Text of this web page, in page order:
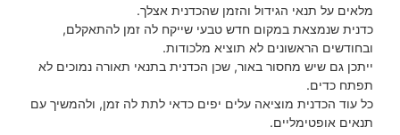
מלאים על תנאי הגידול והזמן שהכדנית אצלך.
כדנית שנמצאת במקום חדש טבעי שייקח לה זמן להתאקלם,
ובחודשים הראשונים לא תוציא מלכודות.
ייתכן גם שיש מחסור באור, שכן הכדנית בתנאי תאורה נמוכים לא
תפתח כדים.
כל עוד הכדנית מוציאה עלים יפים כדאי לתת לה זמן, ולהמשיך עם
תנאים אופטימליים.